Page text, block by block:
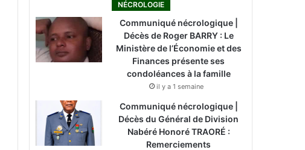
NÉCROLOGIE
Communiqué nécrologique |
Décès de Roger BARRY : Le
Ministère de l’Économie et des
Finances présente ses
condoléances à la famille
il y a 1 semaine
Communiqué nécrologique |
Décès du Général de Division
Nabéré Honoré TRAORÉ :
Remerciements